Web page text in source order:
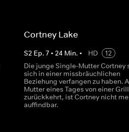
Cortney Lake
S2 Ep. 7• 24 Min. • HD
12
Die junge Single-Mutter Cortney
sich in einer missbräuchlichen
Beziehung verfangen zu haben.
Mutter eines Tages von einer
zurückkehrt, ist Cortney nicht
auffindbar.